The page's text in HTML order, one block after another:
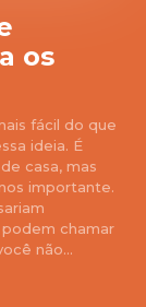
os
fácil do que
ideia. É
casa, mas
importante.
chamar
não...